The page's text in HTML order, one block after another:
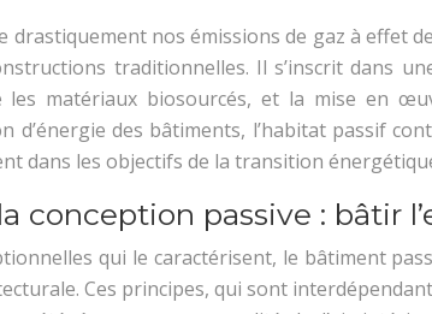
drastiquement nos émissions de gaz à effet
traditionnelles. Il s’inscrit dans
les matériaux biosourcés, et la mise en
d’énergie des bâtiments, l’habitat passif
dans les objectifs de la transition
conception passive : bâtir
qui le caractérisent, le bâtiment
Ces principes, qui sont